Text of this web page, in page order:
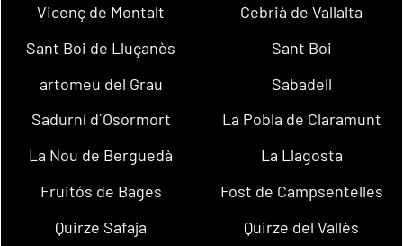
Vicenç de Montalt
Cebrià de Vallalta
Sant Boi de Lluçanès
Sant Boi
artomeu del Grau
Sabadell
Sadurní d´Osormort
La Pobla de Claramunt
La Nou de Berguedà
La Llagosta
Fruitós de Bages
Fost de Campsentelles
Quirze Safaja
Quirze del Vallès